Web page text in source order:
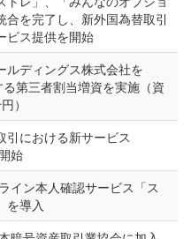
合を完了し、新外国為替取引
ビス提供を開始
ルディングス株式会社を
第三者割当増資を実施（資
）
引における新サービス
始
イン本人確認サービス「ス
を導入